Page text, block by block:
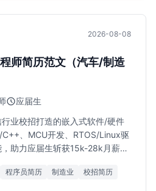
2026-08-08
师简历范文（汽车/制造
应届生
业校招打造的嵌入式软件/硬件
、MCU开发、RTOS/Linux驱
助力应届生斩获15k-28k月薪
程序员简历 制造业
校招简历